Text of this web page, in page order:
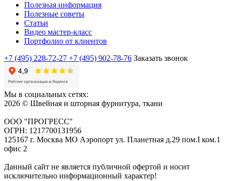
Полезная информация
Полезные советы
Статьи
Видео мастер-класс
Портфолио от клиентов
+7 (495) 228-72-27 +7 (495) 902-78-76 Заказать звонок
Мы в социальных сетях:
2026 © Швейная и шторная фурнитура, ткани
ООО "ПРОГРЕСС"
ОГРН: 1217700131956
125167 г. Москва МО Аэропорт ул. Планетная д.29 пом.I ком.1
офис 2
Данный сайт не является публичной офертой и носит
исключительно информационный характер!